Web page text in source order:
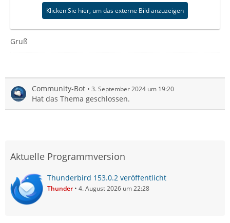
Klicken Sie hier, um das externe Bild anzuzeigen
Gruß
Community-Bot 3. September 2024 um 19:20
Hat das Thema geschlossen.
Aktuelle Programmversion
Thunderbird 153.0.2 veröffentlicht
Thunder 4. August 2026 um 22:28